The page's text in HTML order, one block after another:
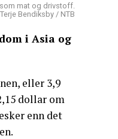
mat og drivstoff.
Bendiksby / NTB
i Asia og
eller 3,9
dollar om
enn det